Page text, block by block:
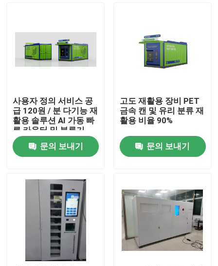
집
우리 에 관한 것
사용자 정의 서비스 공
급 120원 / 분 다기능 재
활용 솔루션 AI 가동 빠
른 카운터 및 분류기
문의 보내기
고도 재활용 장비 PET
금속 캔 및 유리 분류 재
활용 비율 90%
문의 보내기